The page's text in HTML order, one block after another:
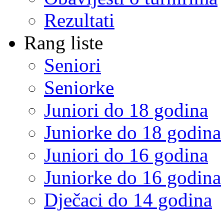
Rezultati
Rang liste
Seniori
Seniorke
Juniori do 18 godina
Juniorke do 18 godina
Juniori do 16 godina
Juniorke do 16 godina
Dječaci do 14 godina